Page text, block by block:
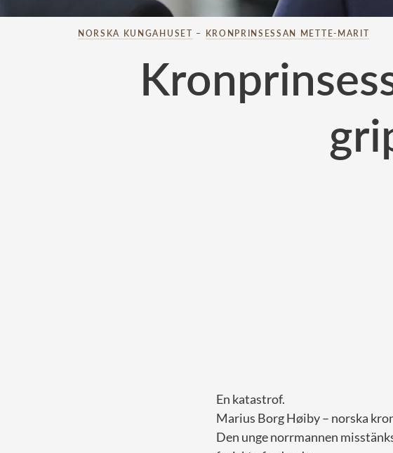
NORSKA KUNGAHUSET – KRONPRINSESSAN METTE-MARIT
En katastrof.
Marius Borg Høiby – norska
Den unge norrmannen